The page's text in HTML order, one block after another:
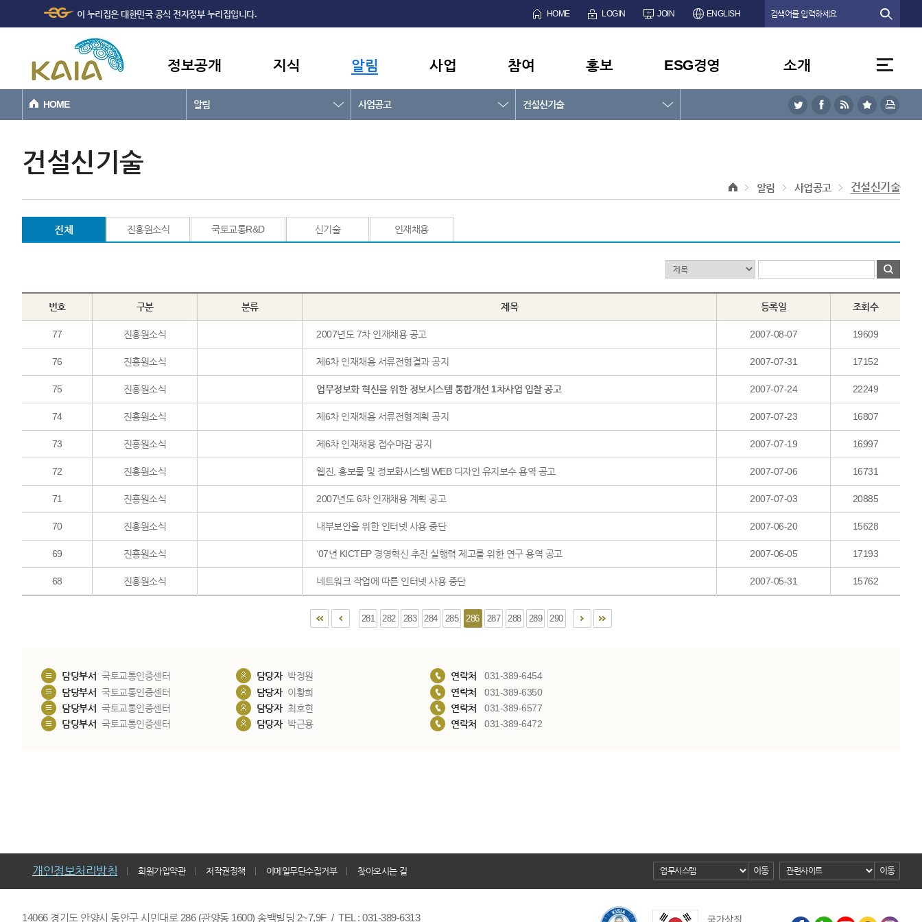
본문바로가기
이 누리집은 대한민국 공식 전자정부 누리집입니다. HOME LOGIN JOIN ENGLISH
정보공개 지식 알림 사업 참여 홍보 ESG경영 소개
HOME 알림 사업공고 건설신기술
건설신기술
알림 사업공고 건설신기술
전체 진흥원소식 국토교통R&D 신기술 인재채용
번호 구분 분류 제목 등록일 조회수
77 진흥원소식 2007년도 7차 인재채용 공고 2007-08-07 19609
76 진흥원소식 제6차 인재채용 서류전형결과 공지 2007-07-31 17152
75 진흥원소식 업무정보화 혁신을 위한 정보시스템 통합개선 1차사업 입찰 공고 2007-07-24 22249
74 진흥원소식 제6차 인재채용 서류전형계획 공지 2007-07-23 16807
73 진흥원소식 제6차 인재채용 접수마감 공지 2007-07-19 16997
72 진흥원소식 웹진, 홍보물 및 정보화시스템 WEB 디자인 유지보수 용역 공고 2007-07-06 16731
71 진흥원소식 2007년도 6차 인재채용 계획 공고 2007-07-03 20885
70 진흥원소식 내부보안을 위한 인터넷 사용 중단 2007-06-20 15628
69 진흥원소식 ‘07년 KICTEP 경영혁신 추진 실행력 제고를 위한 연구 용역 공고 2007-06-05 17193
68 진흥원소식 네트워크 작업에 따른 인터넷 사용 중단 2007-05-31 15762
281 282 283 284 285 286 287 288 289 290
담당부서 국토교통인증센터 담당자 박정원 연락처
031-389-6454
담당부서 국토교통인증센터 담당자 이황희 연락처
031-389-6350
담당부서 국토교통인증센터 담당자 최호현 연락처
031-389-6577
담당부서 국토교통인증센터 담당자 박근용 연락처 031-389-6472
개인정보처리방침 회원가입약관 저작권정책 이메일무단수집거부 찾아오시는 길 이동 이동
14066 경기도 안양시 동안구 시민대로 286 (관양동 1600) 송백빌딩 2~7,9F / TEL : 031-389-6313